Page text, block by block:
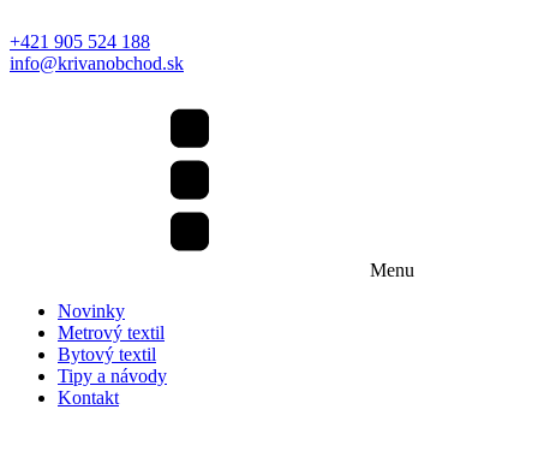
+421 905 524 188
info@krivanobchod.sk
Menu
Novinky
Metrový textil
Bytový textil
Tipy a návody
Kontakt